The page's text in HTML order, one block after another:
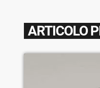
ARTICOLO